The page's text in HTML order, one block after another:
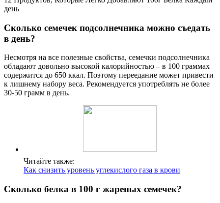
день
Сколько семечек подсолнечника можно съедать
в день?
Несмотря на все полезные свойства, семечки подсолнечника
обладают довольно высокой калорийностью – в 100 граммах
содержится до 650 ккал. Поэтому переедание может привести
к лишнему набору веса. Рекомендуется употреблять не более
30-50 грамм в день.
Читайте также:
Как снизить уровень углекислого газа в крови
Сколько белка в 100 г жареных семечек?